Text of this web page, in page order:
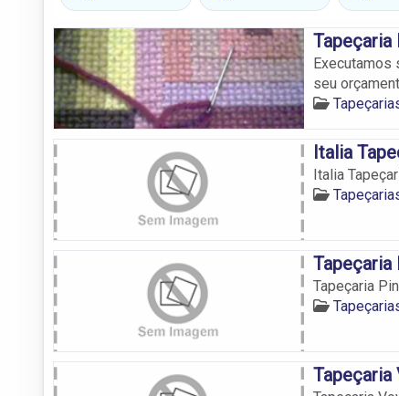
Tapeçaria
Executamos
seu
Italia
Italia
Tapeçaria
Tapeçaria
Tapeçaria